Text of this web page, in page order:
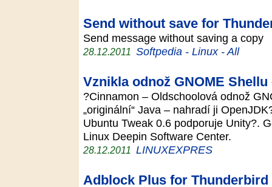
Send without save for
Send message without saving a copy
28.12.2011 Softpedia - Linux - All
Vznikla odnož GNOME
?Cinnamon – Oldschoolová odnož
„originální“ Java – nahradí ji
Ubuntu Tweak 0.6 podporuje Unity?.
Linux Deepin Software Center.
28.12.2011 LINUXEXPRES
Adblock Plus for Thunderbird